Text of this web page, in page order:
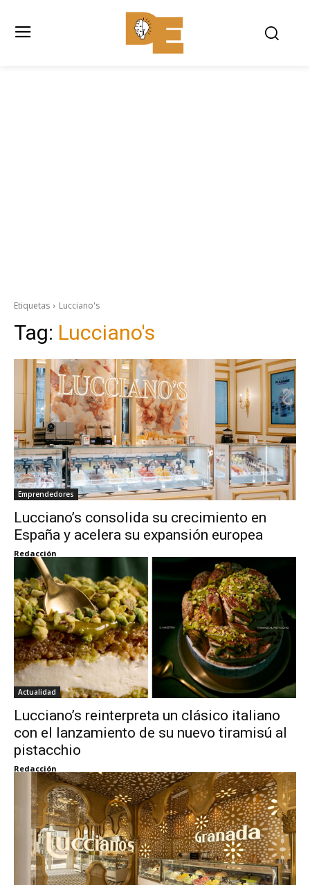
Etiquetas Lucciano's
Tag: Lucciano's
Emprendedores
Lucciano’s consolida su crecimiento en
España y acelera su expansión europea
Redacción
Actualidad
Lucciano’s reinterpreta un clásico italiano
con el lanzamiento de su nuevo tiramisú al
pistacchio
Redacción